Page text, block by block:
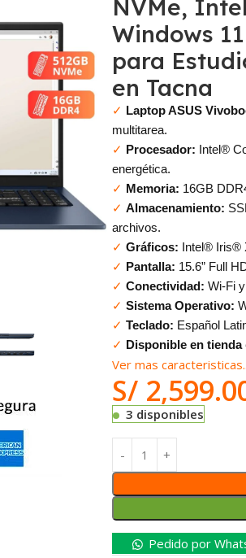
NVMe,
Windows
para
en Tacna
✓ Laptop ASUS
multitarea.
✓ Procesador: Intel®
energética.
✓ Memoria: 16GB
✓ Almacenamiento:
archivos.
✓ Gráficos: Intel® Iris®
✓ Pantalla: 15.6” Full
✓ Conectividad: Wi-Fi
✓ Sistema Operativo:
✓ Teclado: Español
✓ Disponible en tienda
Ver mas
S/
3 disponibles
Pedido por